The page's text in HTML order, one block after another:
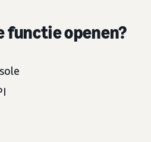
functie openen?